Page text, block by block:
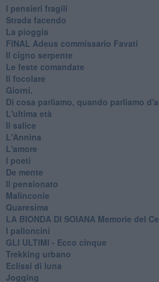
I pensieri fragili
Strada facendo
La pioggia
FINAL Adeus commissario Favati
Il cigno serpente
Le feste comandate
Il focolare
Giorni.
Di cosa parliamo, quando parliamo
L'ultima età
Il salice
L'Annina
L'amore
I poeti
De mente
Il pensionato
Malinconie
Quaresima
LA BIONDA DI SOIANA Memorie del
I palloncini
GLI ULTIMI - Ecco cinque
Trekking urbano
Eclissi di luna
Jogging